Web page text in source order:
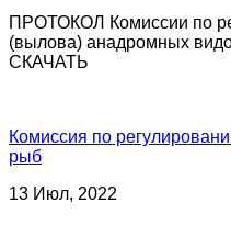
ПРОТОКОЛ Комиссии по
(вылова) анадромных
СКАЧАТЬ
Комиссия по
рыб
13 Июл, 2022